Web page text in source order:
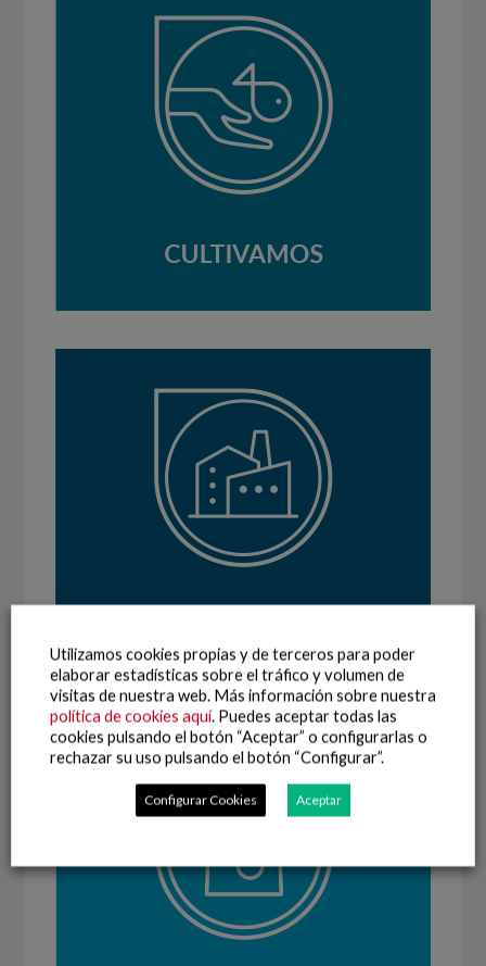
Utilizamos cookies propias y de terceros para poder
elaborar estadísticas sobre el tráfico y volumen de
visitas de nuestra web. Más información sobre nuestra
política de cookies aquí. Puedes aceptar todas las
cookies pulsando el botón “Aceptar” o configurarlas o
rechazar su uso pulsando el botón “Configurar”.
Configurar Cookies Aceptar